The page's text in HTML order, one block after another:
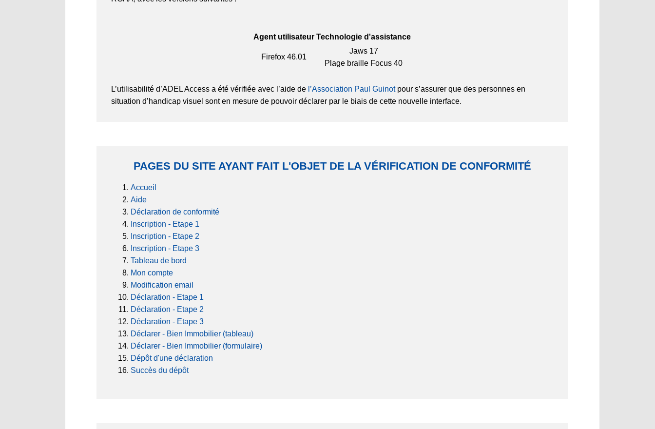
Agent utilisateur Technologie d'assistance
Firefox 46.01
Jaws 17
Plage braille Focus 40
L’utilisabilité d’ADEL Access a été vérifiée avec l’aide de l’Association Paul Guinotpour s’assurer que des personnes en
situation d’handicap visuel sont en mesure de pouvoir déclarer par le biais de cette nouvelle interface.
PAGES DU SITE AYANT FAIT L'OBJET DE LA VÉRIFICATION DE CONFORMITÉ
Accueil
Aide
Déclaration de conformité
Inscription - Etape 1
Inscription - Etape 2
Inscription - Etape 3
Tableau de bord
Mon compte
Modification email
Déclaration - Etape 1
Déclaration - Etape 2
Déclaration - Etape 3
Déclarer - Bien Immobilier (tableau)
Déclarer - Bien Immobilier (formulaire)
Dépôt d'une déclaration
Succès du dépôt